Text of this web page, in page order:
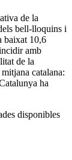
de la
bell-lloquins i
baixat 10,6
amb
de la
catalana:
ha
disponibles